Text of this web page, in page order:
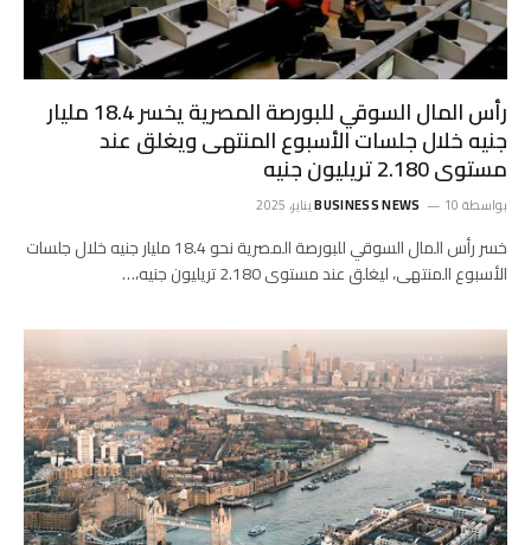
رأس المال السوقي للبورصة المصرية يخسر 18.4 مليار
جنيه خلال جلسات الأسبوع المنتهى ويغلق عند
مستوى 2.180 تريليون جنيه
بواسطة BUSINESS NEWS 10 يناير، 2025
خسر رأس المال السوقي للبورصة المصرية نحو 18.4 مليار جنيه خلال جلسات
الأسبوع المنتهى، ليغلق عند مستوى 2.180 تريليون جنيه،…